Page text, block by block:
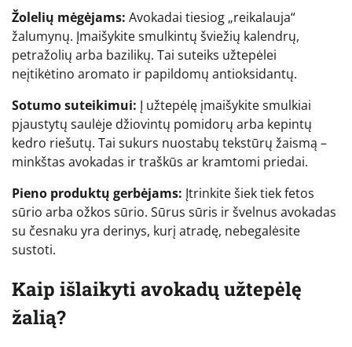
Žolelių mėgėjams: Avokadai tiesiog „reikalauja“
žalumynų. Įmaišykite smulkintų šviežių kalendrų,
petražolių arba bazilikų. Tai suteiks užtepėlei
neįtikėtino aromato ir papildomų antioksidantų.
Sotumo suteikimui: Į užtepėlę įmaišykite smulkiai
pjaustytų saulėje džiovintų pomidorų arba kepintų
kedro riešutų. Tai sukurs nuostabų tekstūrų žaismą –
minkštas avokadas ir traškūs ar kramtomi priedai.
Pieno produktų gerbėjams: Įtrinkite šiek tiek fetos
sūrio arba ožkos sūrio. Sūrus sūris ir švelnus avokadas
su česnaku yra derinys, kurį atradę, nebegalėsite
sustoti.
Kaip išlaikyti avokadų užtepėlę
žalią?